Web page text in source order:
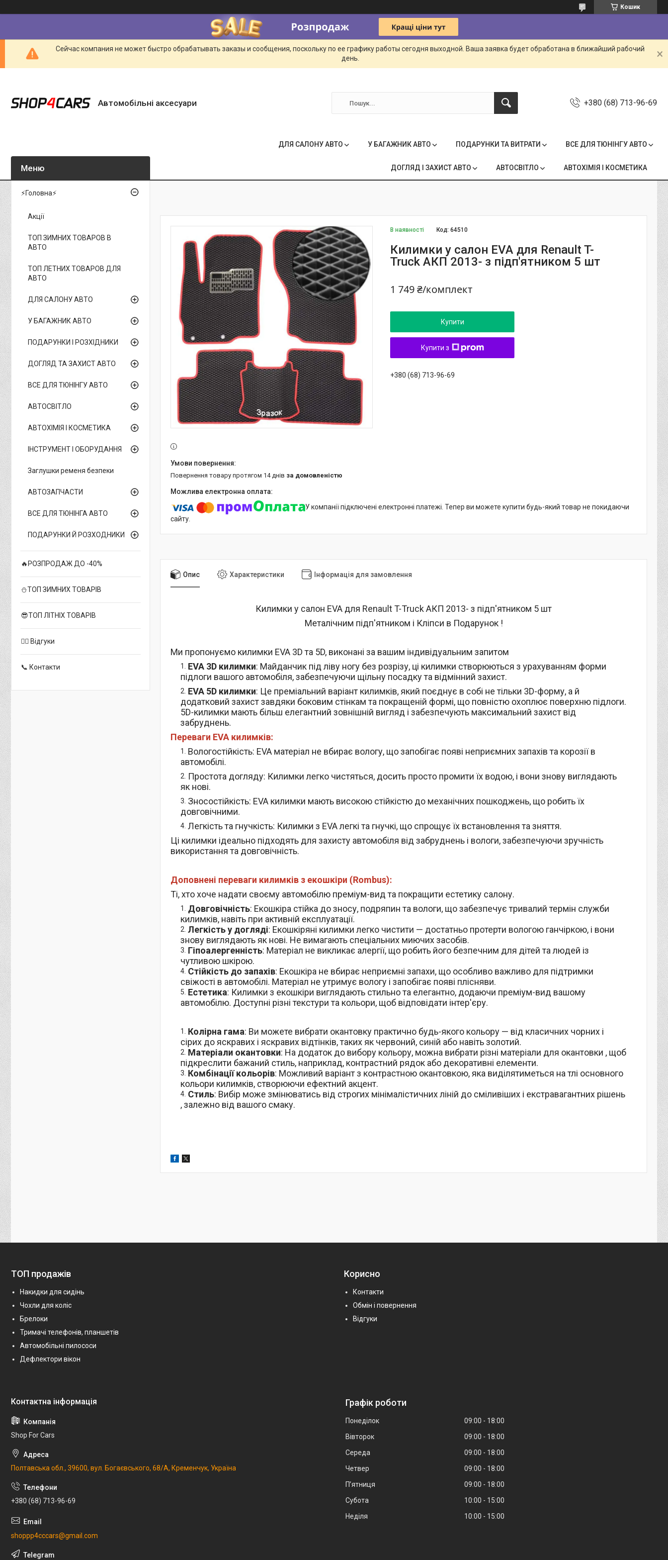
Кошик
Сейчас компания не может быстро обрабатывать заказы и сообщения, поскольку по ее графику работы сегодня выходной. Ваша заявка будет обработана в ближайший рабочий
день.
Автомобільні аксесуари +380 (68) 713-96-69
ДЛЯ САЛОНУ АВТО У БАГАЖНИК АВТО ПОДАРУНКИ ТА ВИТРАТИ ВСЕ ДЛЯ ТЮНІНГУ АВТО
ДОГЛЯД І ЗАХИСТ АВТО АВТОСВІТЛО АВТОХІМІЯ І КОСМЕТИКА
В наявності Код:64510
Килимки у салон EVA для Renault T-
Truck АКП 2013- з підп'ятником 5 шт
1 749 ₴/комплект
Купити
Купити з
+380 (68) 713-96-69
повернення товару протягом 14 днів за домовленістю
У компанії підключені електронні платежі. Тепер ви можете купити будь-який товар не покидаючи
сайту.
Опис Характеристики Інформація для замовлення
Килимки у салон EVA для Renault T-Truck АКП 2013- з підп'ятником 5 шт
Металічним підп'ятником і Кліпси в Подарунок !
Ми пропонуємо килимки EVA 3D та 5D, виконані за вашим індивідуальним запитом
EVA 3D килимки: Майданчик під ліву ногу без розрізу, ці килимки створюються з урахуванням форми
підлоги вашого автомобіля, забезпечуючи щільну посадку та відмінний захист.
EVA 5D килимки: Це преміальний варіант килимків, який поєднує в собі не тільки 3D-форму, а й
додатковий захист завдяки боковим стінкам та покращеній формі, що повністю охоплює поверхню підлоги.
5D-килимки мають більш елегантний зовнішній вигляд і забезпечують максимальний захист від
забруднень.
Переваги EVA килимків:
Вологостійкість: EVA матеріал не вбирає вологу, що запобігає появі неприємних запахів та корозії в
автомобілі.
Простота догляду: Килимки легко чистяться, досить просто промити їх водою, і вони знову виглядають
як нові.
Зносостійкість: EVA килимки мають високою стійкістю до механічних пошкоджень, що робить їх
довговічними.
Легкість та гнучкість: Килимки з EVA легкі та гнучкі, що спрощує їх встановлення та зняття.
Ці килимки ідеально підходять для захисту автомобіля від забруднень і вологи, забезпечуючи зручність
використання та довговічність.
Доповнені переваги килимків з екошкіри (Rombus):
Ті, хто хоче надати своєму автомобілю преміум-вид та покращити естетику салону.
Довговічність: Екошкіра стійка до зносу, подряпин та вологи, що забезпечує тривалий термін служби
килимків, навіть при активній експлуатації.
Легкість у догляді: Екошкіряні килимки легко чистити — достатньо протерти вологою ганчіркою, і вони
знову виглядають як нові. Не вимагають спеціальних миючих засобів.
Гіпоалергенність: Матеріал не викликає алергії, що робить його безпечним для дітей та людей із
чутливою шкірою.
Стійкість до запахів: Екошкіра не вбирає неприємні запахи, що особливо важливо для підтримки
свіжості в автомобілі. Матеріал не утримує вологу і запобігає появі плісняви.
Естетика: Килимки з екошкіри виглядають стильно та елегантно, додаючи преміум-вид вашому
автомобілю. Доступні різні текстури та кольори, щоб відповідати інтер'єру.
Колірна гама: Ви можете вибрати окантовку практично будь-якого кольору — від класичних чорних і
сірих до яскравих і яскравих відтінків, таких як червоний, синій або навіть золотий.
Матеріали окантовки: На додаток до вибору кольору, можна вибрати різні матеріали для окантовки , щоб
підкреслити бажаний стиль, наприклад, контрастний рядок або декоративні елементи.
Комбінації кольорів: Можливий варіант з контрастною окантовкою, яка виділятиметься на тлі основного
кольори килимків, створюючи ефектний акцент.
Стиль: Вибір може змінюватись від строгих мінімалістичних ліній до сміливіших і екстравагантних рішень
, залежно від вашого смаку.
⚡Головна⚡
Акції
ТОП ЗИМНИХ ТОВАРОВ В
АВТО
ТОП ЛЕТНИХ ТОВАРОВ ДЛЯ
АВТО
ДЛЯ САЛОНУ АВТО
У БАГАЖНИК АВТО
ПОДАРУНКИ І РОЗХІДНИКИ
ДОГЛЯД ТА ЗАХИСТ АВТО
ВСЕ ДЛЯ ТЮНІНГУ АВТО
АВТОСВІТЛО
АВТОХІМІЯ І КОСМЕТИКА
ІНСТРУМЕНТ І ОБОРУДАННЯ
Заглушки ременя безпеки
АВТОЗАПЧАСТИ
ВСЕ ДЛЯ ТЮНІНГА АВТО
ПОДАРУНКИ Й РОЗХОДНИКИ
🔥РОЗПРОДАЖ ДО -40%
⛄ТОП ЗИМНИХ ТОВАРІВ
😎ТОП ЛІТНІХ ТОВАРІВ
✍🏻 Відгуки
📞 Контакти
ТОП продажів
Накидки для сидінь
Чохли для коліс
Брелоки
Тримачі телефонів, планшетів
Автомобільні пилососи
Дефлектори вікон
Корисно
Контакти
Обмін і повернення
Відгуки
Shop For Cars
Полтавська обл., 39600, вул. Богаєвського, 68/А, Кременчук, Україна
+380 (68) 713-96-69
shoppp4cccars@gmail.com
Графік роботи
Понеділок 09:00
18:00
Вівторок
09:00
18:00
Середа
09:00
18:00
Четвер
09:00
18:00
Пʼятниця
09:00
18:00
Субота
10:00
15:00
Неділя
10:00 15:00